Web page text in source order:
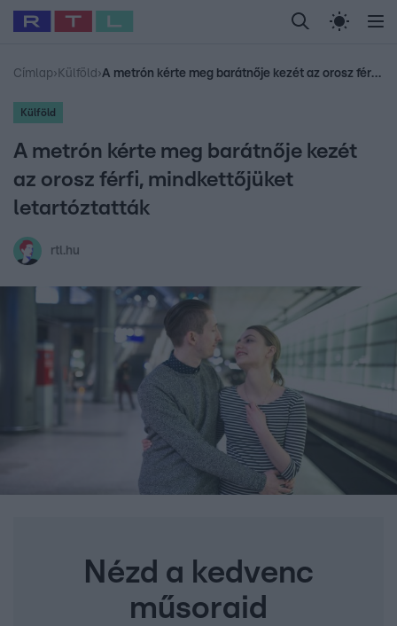
Legfrissebb RTL Híradó Randi Celeb vagyok,
Babits Marcella Most Wanted Gallusz
Címlap› Külföld › A metrón kérte meg barátnője kezét az orosz férfi, mindkettőjüket letartóztatták
Külföld
A metrón kérte meg barátnője kezét
az orosz férfi, mindkettőjüket
letartóztatták
rtl.hu
Nézd a kedvenc
műsoraid